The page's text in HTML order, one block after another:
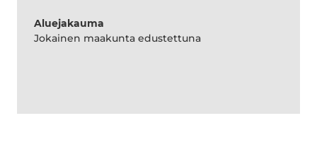
Aluejakauma
Jokainen maakunta edustettuna